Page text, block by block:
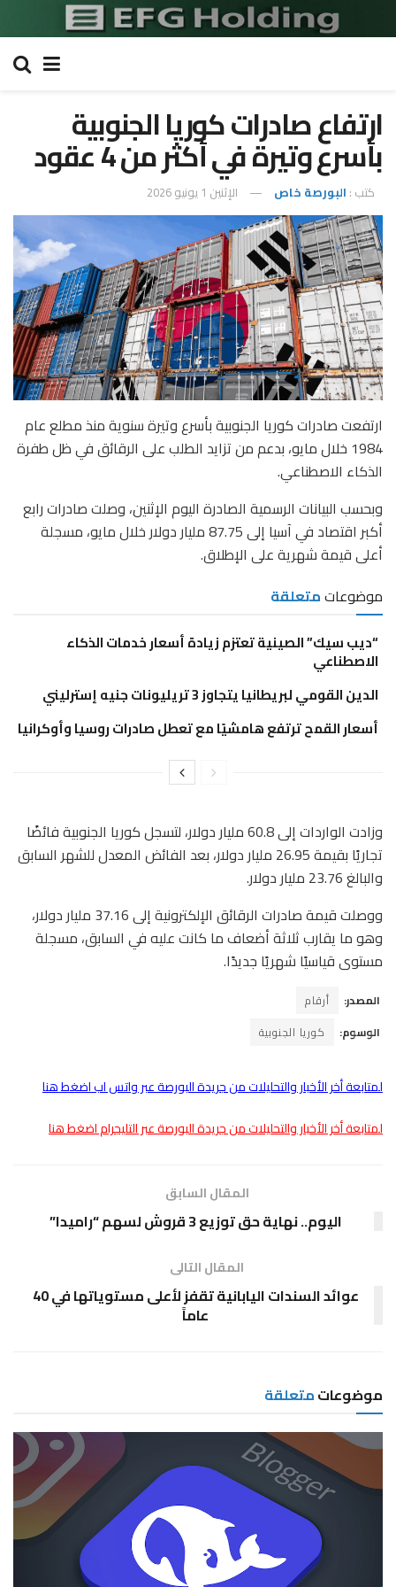
ارتفاع صادرات كوريا الجنوبية
بأسرع وتيرة في أكثر من 4 عقود
كتب : البورصة خاص الإثنين 1 يونيو 2026
ارتفعت صادرات كوريا الجنوبية بأسرع وتيرة سنوية منذ مطلع عام
1984 خلال مايو، بدعم من تزايد الطلب على الرقائق في ظل طفرة
الذكاء الاصطناعي.
وبحسب البيانات الرسمية الصادرة اليوم الإثنين، وصلت صادرات رابع
أكبر اقتصاد في آسيا إلى 87.75 مليار دولار خلال مايو، مسجلة
أعلى قيمة شهرية على الإطلاق.
موضوعاتمتعلقة
“ديب سيك” الصينية تعتزم زيادة أسعار خدمات الذكاء
الاصطناعي
الدين القومي لبريطانيا يتجاوز 3 تريليونات جنيه إسترليني
أسعار القمح ترتفع هامشيًا مع تعطل صادرات روسيا وأوكرانيا
وزادت الواردات إلى 60.8 مليار دولار، لتسجل كوريا الجنوبية فائضًا
تجاريًا بقيمة 26.95 مليار دولار، بعد الفائض المعدل للشهر السابق
والبالغ 23.76 مليار دولار.
ووصلت قيمة صادرات الرقائق الإلكترونية إلى 37.16 مليار دولار،
وهو ما يقارب ثلاثة أضعاف ما كانت عليه في السابق، مسجلة
مستوى قياسيًا شهريًا جديدًا.
المصدر:
أرقام
الوسوم:
كوريا الجنوبية
لمتابعة أخر الأخبار والتحليلات من جريدة البورصة عبر واتس اب اضغط هنا
لمتابعة أخر الأخبار والتحليلات من جريدة البورصة عبر التليجرام اضغط هنا
المقال السابق
اليوم.. نهاية حق توزيع 3 قروش لسهم “راميدا”
المقال التالى
عوائد السندات اليابانية تقفز لأعلى مستوياتها في 40
عاماً
موضوعاتمتعلقة